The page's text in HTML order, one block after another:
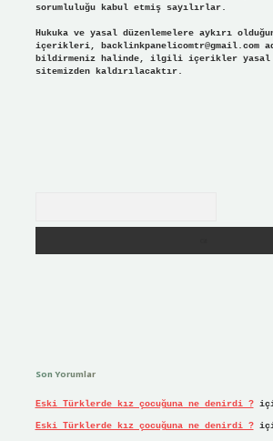
sorumluluğu kabul etmiş sayılırlar.
Hukuka ve yasal düzenlemelere aykırı
içerikleri, backlinkpanelicomtr@gmail.com
bildirmeniz halinde, ilgili içerikler yasal
sitemizden kaldırılacaktır.
Son Yorumlar
Eski Türklerde kız çocuğuna ne denirdi ?
Eski Türklerde kız çocuğuna ne denirdi ?